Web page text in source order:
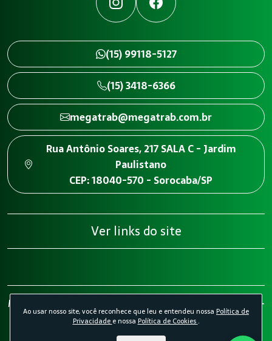
InstagramFacebook
(15) 99118-5127
(15) 3418-6366
megatrab@megatrab.com.br
Rua Antônio Soares, 217 SALA C - Jardim
Paulistano
CEP: 18040-570 - Sorocaba/SP
Ver links do site
Megatrab - Engenharia de Segurança do Trabalho 2026 -
Todos os direitos reservados.Política de Privacidade.
Desenvolvido por Agência Kombi
Ao usar nosso site, você reconhece que leu e entendeu nossa Política de
Privacidade e nossa Política de Cookies.